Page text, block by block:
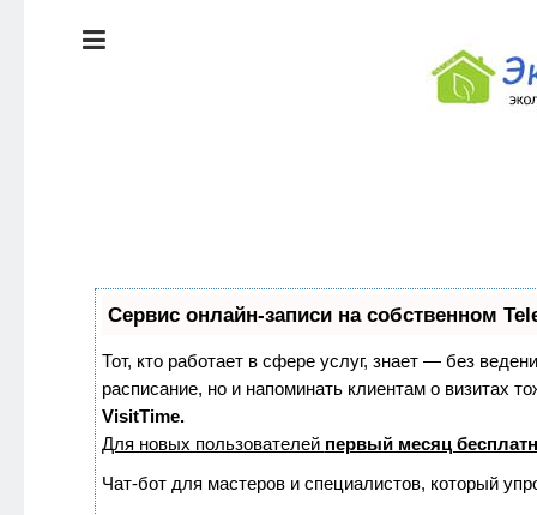
ЭКОЛОГИЯ
СТИЛЬ
ЖИЗНИ
ЭКОЛОГИЯ
ДОМА
Сервис онлайн-записи на собственном
Тот, кто работает в сфере услуг, знает — без
расписание, но и напоминать клиентам о
VisitTime.
Для новых пользователей первый месяц
Чат-бот для мастеров и специалистов, который